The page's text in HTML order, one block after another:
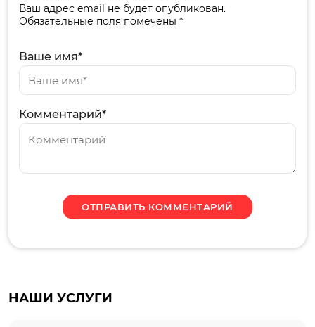
Ваш адрес email не будет опубликован.
Обязательные поля помечены *
Комментарий*
Ваше имя*
НАШИ УСЛУГИ